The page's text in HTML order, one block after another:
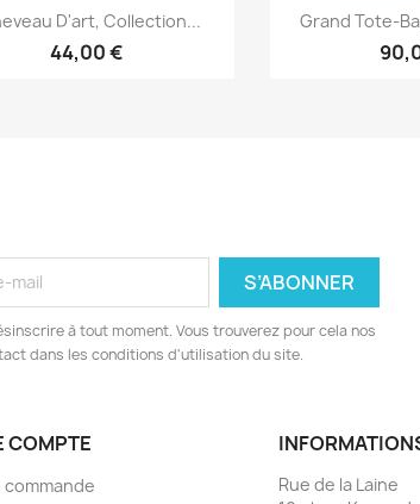
Aperçu rapide
D'art, Collection...
44,00 €

Grand Tote-
à tout moment. Vous trouverez pour cela nos
dans les conditions d'utilisation du site.
COMPTE
commande
Rue de la Laine